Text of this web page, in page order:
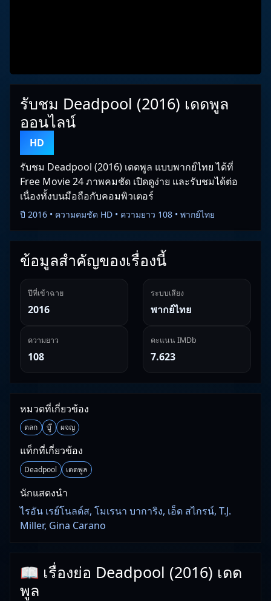
รับชม Deadpool (2016) เดดพูล
ออนไลน์
HD
รับชม Deadpool (2016) เดดพูล แบบพากย์ไทย ได้ที่
Free Movie 24 ภาพคมชัด เปิดดูง่าย และรับชมได้ต่อ
เนื่องทั้งบนมือถือกับคอมพิวเตอร์
ปี 2016 • ความคมชัด HD • ความยาว 108 • พากย์ไทย
ข้อมูลสำคัญของเรื่องนี้
ปีที่เข้าฉาย
2016
ระบบเสียง
พากย์ไทย
ความยาว
108
คะแนน IMDb
7.623
หมวดที่เกี่ยวข้อง
ตลก บู๊ ผจญ
แท็กที่เกี่ยวข้อง
Deadpool เดดพูล
นักแสดงนำ
ไรอัน เรย์โนลด์ส, โมเรนา บาการิง, เอ็ด สไกรน์, T.J.
Miller, Gina Carano
📖 เรื่องย่อ Deadpool (2016) เดด
พูล